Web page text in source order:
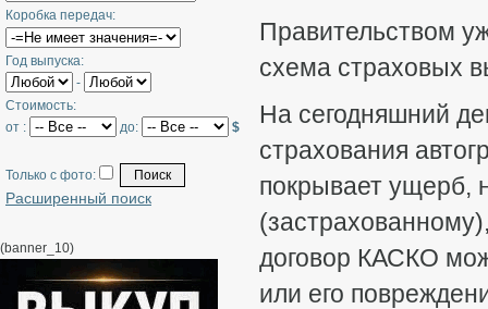
Коробка передач:
Год выпуска:
-
Стоимость:
от :
до: $
Только с фото:
Расширенный поиск
(banner_10)
Правительством
схема страховых
На сегодняшний
страхования
покрывает ущерб,
договор КАСКО
или его